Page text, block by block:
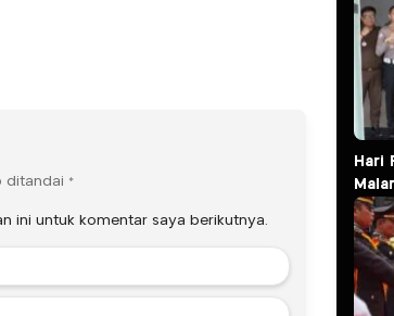
ditandai *
ini untuk komentar saya berikutnya.
Hari